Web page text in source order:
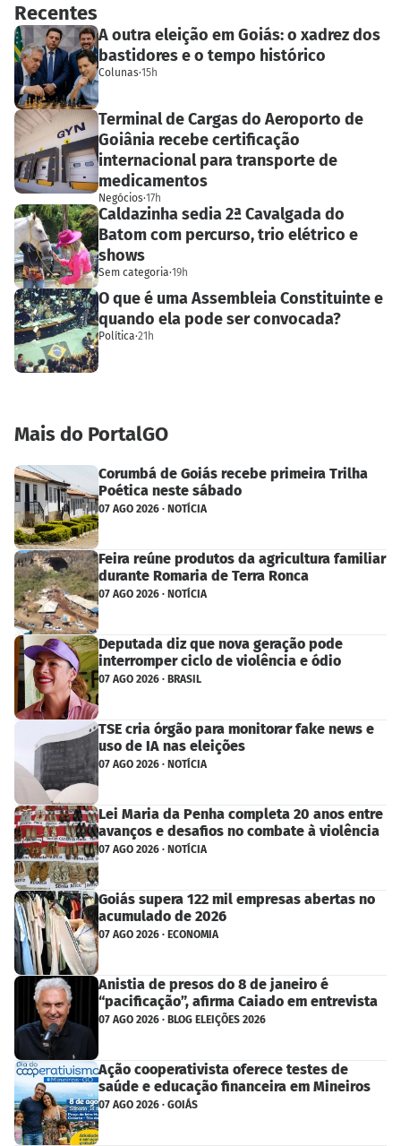
Recentes
A outra eleição em Goiás: o xadrez dos
bastidores e o tempo histórico
Colunas·15h
Terminal de Cargas do Aeroporto de
Goiânia recebe certificação
internacional para transporte de
medicamentos
Negócios·17h
Caldazinha sedia 2ª Cavalgada do
Batom com percurso, trio elétrico e
shows
Sem categoria·19h
O que é uma Assembleia Constituinte e
quando ela pode ser convocada?
Política·21h
Mais do PortalGO
Corumbá de Goiás recebe primeira Trilha
Poética neste sábado
07 AGO 2026 · NOTÍCIA
Feira reúne produtos da agricultura familiar
durante Romaria de Terra Ronca
07 AGO 2026 · NOTÍCIA
Deputada diz que nova geração pode
interromper ciclo de violência e ódio
07 AGO 2026 · BRASIL
TSE cria órgão para monitorar fake news e
uso de IA nas eleições
07 AGO 2026 · NOTÍCIA
Lei Maria da Penha completa 20 anos entre
avanços e desafios no combate à violência
07 AGO 2026 · NOTÍCIA
Goiás supera 122 mil empresas abertas no
acumulado de 2026
07 AGO 2026 · ECONOMIA
Anistia de presos do 8 de janeiro é
“pacificação”, afirma Caiado em entrevista
07 AGO 2026 · BLOG ELEIÇÕES 2026
Ação cooperativista oferece testes de
saúde e educação financeira em Mineiros
07 AGO 2026 · GOIÁS